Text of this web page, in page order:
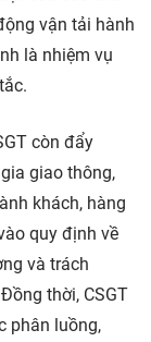
vận tải hành
là nhiệm vụ
còn đẩy
giao thông,
khách, hàng
quy định về
và trách
thời, CSGT
phân luồng,